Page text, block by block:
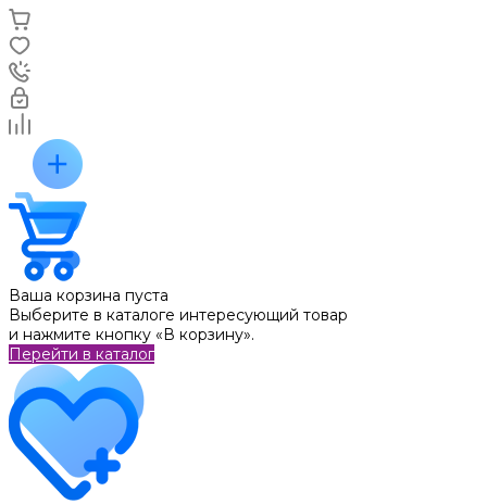
Ваша корзина пуста
Выберите в каталоге интересующий товар
и нажмите кнопку «В корзину».
Перейти в каталог